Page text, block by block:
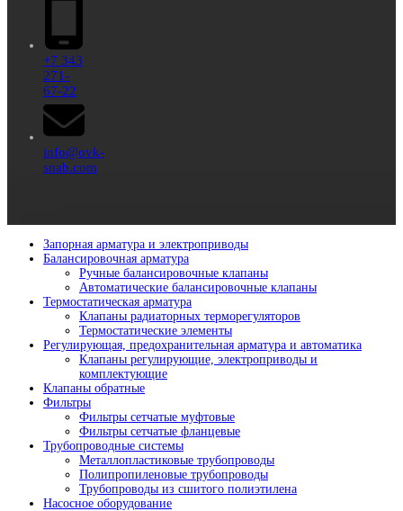
+7 343
271-
67-22
info@ovk-
snab.com
Запорная арматура и электроприводы
Балансировочная арматура
Ручные балансировочные клапаны
Автоматические балансировочные клапаны
Термостатическая арматура
Клапаны радиаторных терморегуляторов
Термостатические элементы
Регулирующая, предохранительная арматура и автоматика
Клапаны регулирующие, электроприводы и
комплектующие
Клапаны обратные
Фильтры
Фильтры сетчатые муфтовые
Фильтры сетчатые фланцевые
Трубопроводные системы
Металлопластиковые трубопроводы
Полипропиленовые трубопроводы
Трубопроводы из сшитого полиэтилена
Насосное оборудование